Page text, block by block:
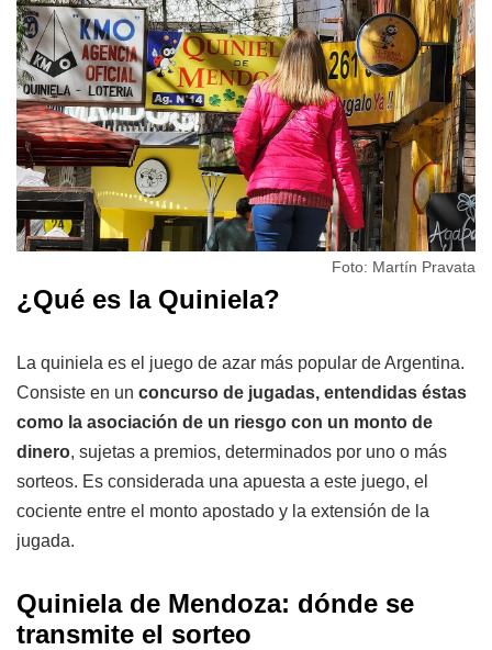
Foto: Martín Pravata
¿Qué es la Quiniela?
La quiniela es el juego de azar más popular de Argentina.
Consiste en un concurso de jugadas, entendidas éstas
como la asociación de un riesgo con un monto de
dinero, sujetas a premios, determinados por uno o más
sorteos. Es considerada una apuesta a este juego, el
cociente entre el monto apostado y la extensión de la
jugada.
Quiniela de Mendoza: dónde se
transmite el sorteo